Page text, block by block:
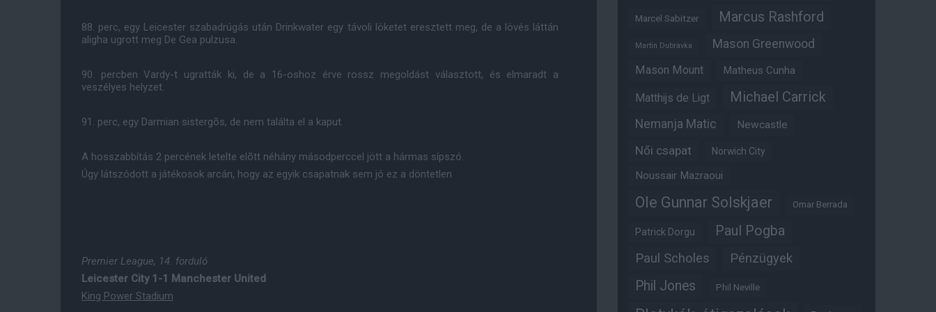
88. perc, egy Leicester szabadrúgás után Drinkwater egy távoli löketet eresztett meg, de a lövés láttán
aligha ugrott meg De Gea pulzusa.
90. percben Vardy-t ugratták ki, de a 16-oshoz érve rossz megoldást választott, és elmaradt a
veszélyes helyzet.
91. perc, egy Darmian sistergõs, de nem találta el a kaput.
A hosszabbítás 2 percének letelte elõtt néhány másodperccel jött a hármas sípszó.
Úgy látszódott a játékosok arcán, hogy az egyik csapatnak sem jó ez a döntetlen
Premier League, 14. forduló
Leicester City 1-1 Manchester United
King Power Stadium
Marcel Sabitzer Marcus Rashford
Martin Dubravka Mason Greenwood
Mason Mount Matheus Cunha
Matthijs de Ligt Michael Carrick
Nemanja Matic Newcastle
Női csapat Norwich City
Noussair Mazraoui
Ole Gunnar Solskjaer Omar Berrada
Patrick Dorgu Paul Pogba
Paul Scholes Pénzügyek
Phil Jones Phil Neville